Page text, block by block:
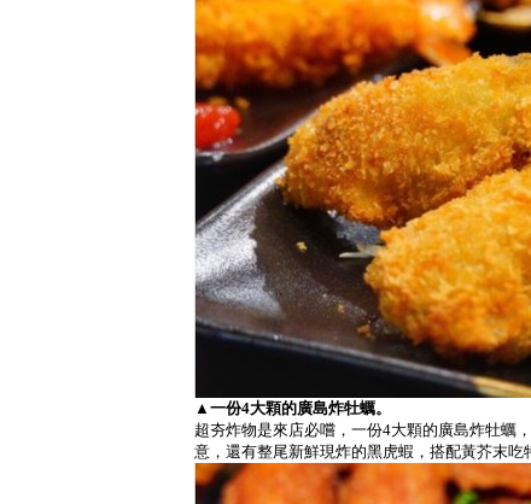
▲一份4大顆的廣島炸牡蠣。
超夯炸物是來店必嚐，一份4大顆的廣島炸牡蠣
意，還有整尾新鮮現炸的黑虎蝦，搭配黃芥末吃